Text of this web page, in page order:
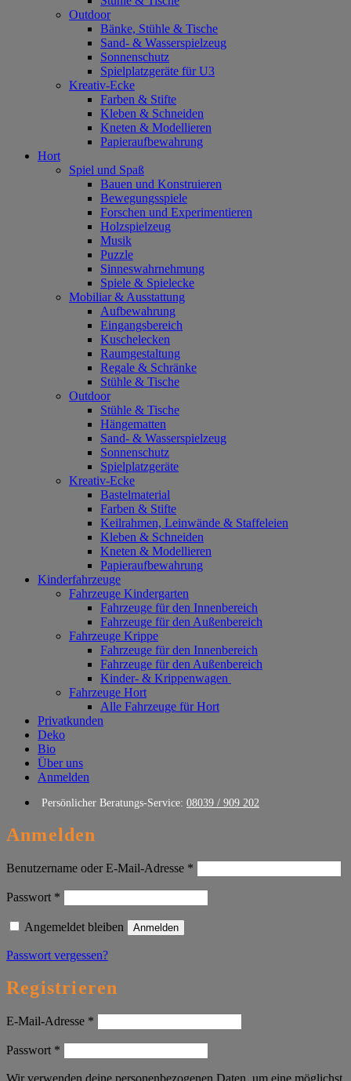
Outdoor
Bänke, Stühle & Tische
Sand- & Wasserspielzeug
Sonnenschutz
Spielplatzgeräte für U3
Kreativ-Ecke
Farben & Stifte
Kleben & Schneiden
Kneten & Modellieren
Papieraufbewahrung
Hort
Spiel und Spaß
Bauen und Konstruieren
Bewegungsspiele
Forschen und Experimentieren
Holzspielzeug
Musik
Puzzle
Sinneswahrnehmung
Spiele & Spielecke
Mobiliar & Ausstattung
Aufbewahrung
Eingangsbereich
Kuschelecken
Raumgestaltung
Regale & Schränke
Stühle & Tische
Outdoor
Stühle & Tische
Hängematten
Sand- & Wasserspielzeug
Sonnenschutz
Spielplatzgeräte
Kreativ-Ecke
Bastelmaterial
Farben & Stifte
Keilrahmen, Leinwände & Staffeleien
Kleben & Schneiden
Kneten & Modellieren
Papieraufbewahrung
Kinderfahrzeuge
Fahrzeuge Kindergarten
Fahrzeuge für den Innenbereich
Fahrzeuge für den Außenbereich
Fahrzeuge Krippe
Fahrzeuge für den Innenbereich
Fahrzeuge für den Außenbereich
Kinder- & Krippenwagen
Fahrzeuge Hort
Alle Fahrzeuge für Hort
Privatkunden
Deko
Bio
Über uns
Anmelden
Persönlicher Beratungs-Service: 08039 / 909 202
Anmelden
Benutzername oder E-Mail-Adresse *
Passwort *
Angemeldet bleiben Anmelden
Passwort vergessen?
Registrieren
E-Mail-Adresse *
Passwort *
Wir verwenden deine personenbezogenen Daten, um eine möglichst